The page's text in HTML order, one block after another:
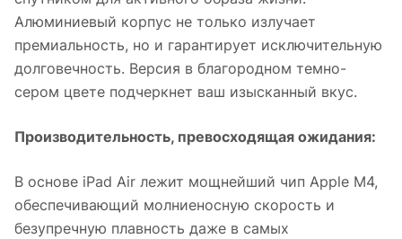
Алюминиевый корпус не только излучает
премиальность, но и гарантирует исключительную
долговечность. Версия в благородном темно-
сером цвете подчеркнет ваш изысканный вкус.
Производительность, превосходящая ожидания:
В основе iPad Air лежит мощнейший чип Apple M4,
обеспечивающий молниеносную скорость и
безупречную плавность даже в самых